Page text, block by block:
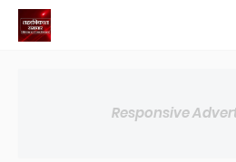
Responsive